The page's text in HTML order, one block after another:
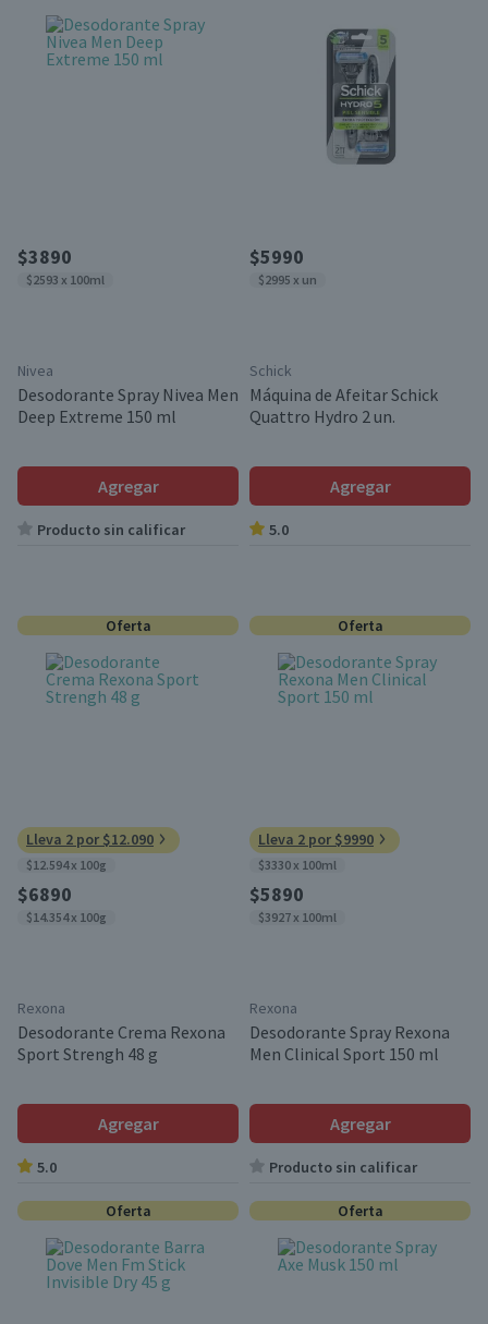
$3890
$2593 x 100ml
Nivea
Desodorante Spray Nivea Men
Deep Extreme 150 ml
Agregar
Producto sin calificar
$5990
$2995 x un
Schick
Máquina de Afeitar Schick
Quattro Hydro 2 un.
Agregar
5.0
Oferta
Lleva 2 por $12.090
$12.594 x 100g
$6890
$14.354 x 100g
Rexona
Desodorante Crema Rexona
Sport Strengh 48 g
Agregar
5.0
Oferta
Lleva 2 por $9990
$3330 x 100ml
$5890
$3927 x 100ml
Rexona
Desodorante Spray Rexona
Men Clinical Sport 150 ml
Agregar
Producto sin calificar
Oferta Oferta